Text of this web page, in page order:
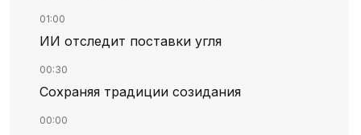
01:00
ИИ отследит поставки угля
00:30
Сохраняя традиции созидания
00:00